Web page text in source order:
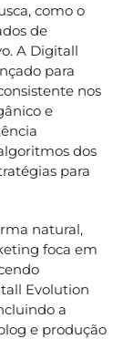
como o
de
A Digitall
para
nos
e
dos
para
natural,
foca em
Evolution
a
e produção